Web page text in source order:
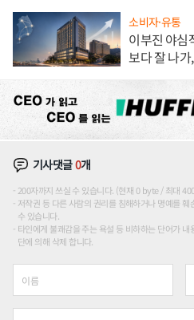
소비자·유통
이부진 야심
보다 잘 나가
기사댓글0개
200자까지 쓰실 수 있습니다. (현재 0 byte / 최대
저작권 등 다른 사람의 권리를 침해하거나 명예를
수 있습니다.
타인에게 불쾌감을 주는 욕설 등 비하하는 단어가
단에 의해 삭제 합니다.